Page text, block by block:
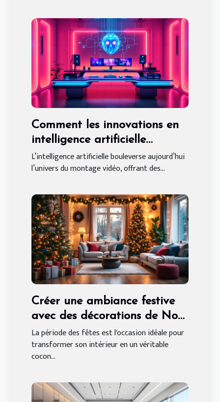
Comment les innovations en
intelligence artificielle
transforment le montage
vidéo ?
L’intelligence artificielle bouleverse aujourd’hui
l’univers du montage vidéo, offrant des...
Créer une ambiance festive
avec des décorations de Noël
sur mesure
La période des fêtes est l'occasion idéale pour
transformer son intérieur en un véritable
cocon...